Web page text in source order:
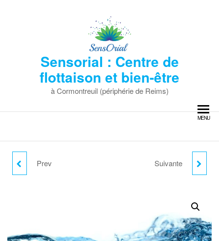
Sensorial : Centre de
flottaison et bien-être
à Cormontreuil (périphérie de Reims)
MENU
Prev OFFRE DUO 45Suivante